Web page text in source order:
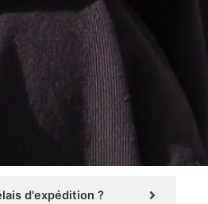
d'expédition ?